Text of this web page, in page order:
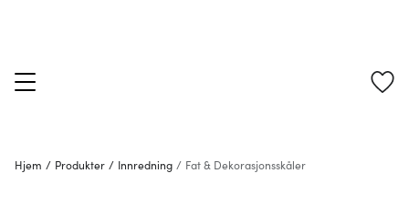
Hjem / Produkter / Innredning / Fat & Dekorasjonsskåler